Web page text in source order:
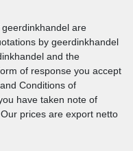
geerdinkhandel are
by geerdinkhandel
and the
of response you accept
Conditions of
have taken note of
prices are export netto